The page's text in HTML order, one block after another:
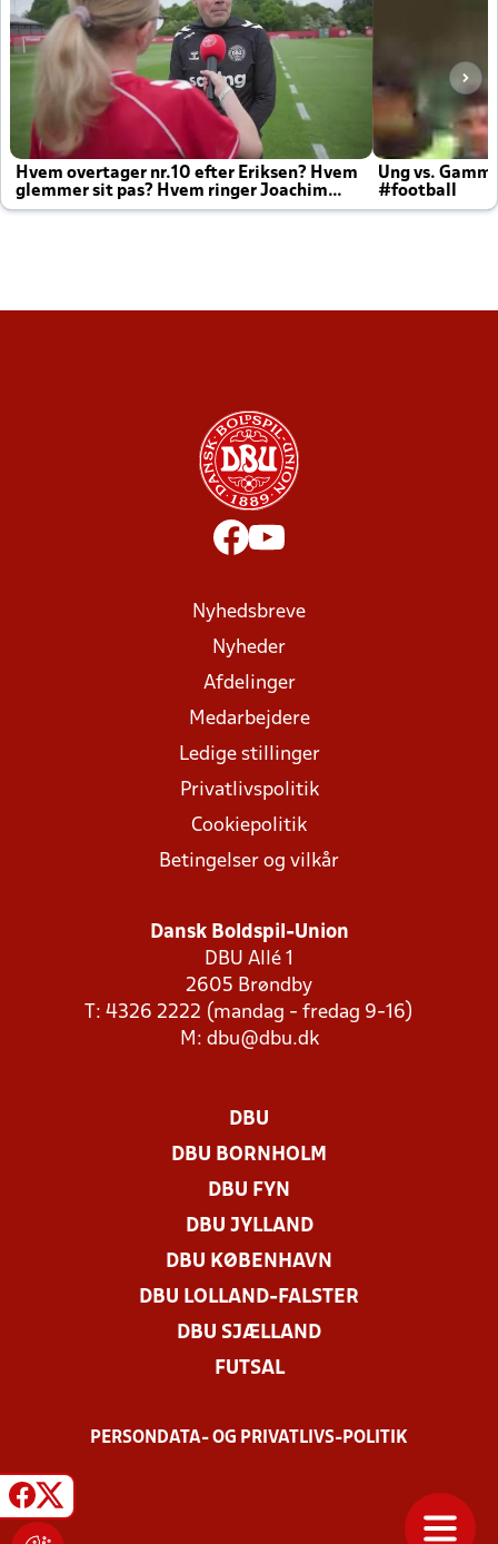
Hvem overtager nr.10 efter Eriksen? Hvem
glemmer sit pas? Hvem ringer Joachim
altid til efter kampe?
Ung vs.
#football
Nyhedsbreve
Nyheder
Afdelinger
Medarbejdere
Ledige stillinger
Privatlivspolitik
Cookiepolitik
Betingelser og vilkår
Dansk Boldspil-Union
DBU Allé 1
2605 Brøndby
T: 4326 2222 (mandag - fredag 9-16)
M: dbu@dbu.dk
DBU
DBU BORNHOLM
DBU FYN
DBU JYLLAND
DBU KØBENHAVN
DBU LOLLAND-FALSTER
DBU SJÆLLAND
FUTSAL
PERSONDATA- OG PRIVATLIVS-POLITIK